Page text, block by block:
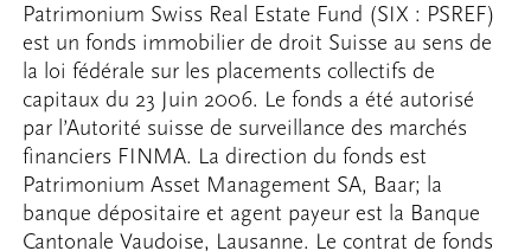
Patrimonium Swiss Real Estate Fund (SIX : PSREF)
est un fonds immobilier de droit Suisse au sens de
la loi fédérale sur les placements collectifs de
capitaux du 23 Juin 2006. Le fonds a été autorisé
par l’Autorité suisse de surveillance des marchés
financiers FINMA. La direction du fonds est
Patrimonium Asset Management SA, Baar; la
banque dépositaire et agent payeur est la Banque
Cantonale Vaudoise, Lausanne. Le contrat de fonds